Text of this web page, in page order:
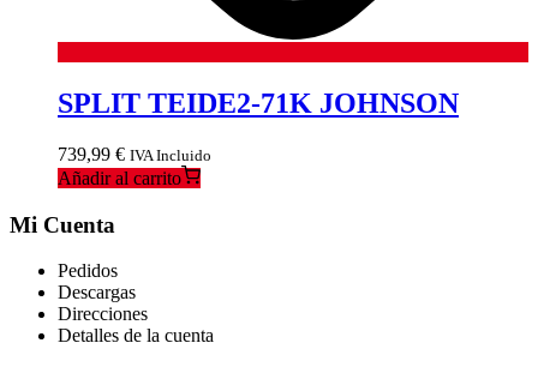
SPLIT TEIDE2-71K JOHNSON
739,99 € IVA Incluido
Añadir al carrito
Mi Cuenta
Pedidos
Descargas
Direcciones
Detalles de la cuenta